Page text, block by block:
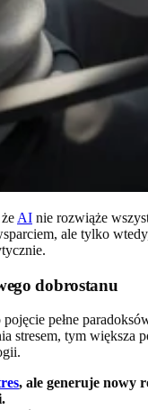
AI nie rozwiąże
ale tylko
dobrostanu
pojęcie pełne
stresem, tym większa
, ale generuje nowy